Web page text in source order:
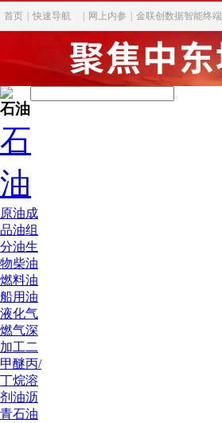
首页 快速导航 网上内参 金联创数据智能终端
石油
石
油
原油成
品油组
分油生
物柴油
燃料油
船用油
液化气
燃气深
加工二
甲醚丙/
丁烷溶
剂油沥
青石油